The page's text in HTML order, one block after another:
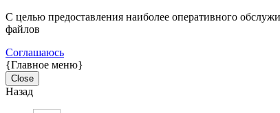
С целью предоставления наиболее оперативного
файлов
Соглашаюсь
{Главное меню}
Close
Назад